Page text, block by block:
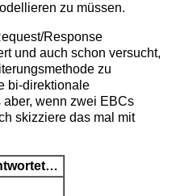
zu müssen.
Response
und auch schon versucht,
zu
bi-direktionale
aber, wenn zwei EBCs
skizziere das mal mit